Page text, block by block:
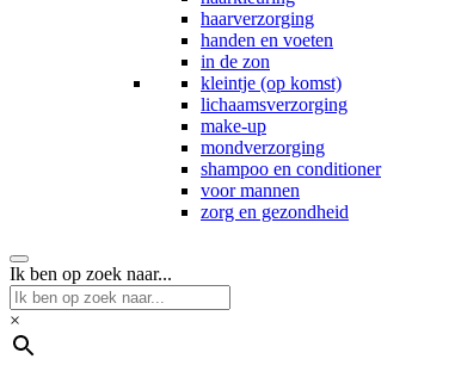
haarverzorging
handen en voeten
in de zon
kleintje (op komst)
lichaamsverzorging
make-up
mondverzorging
shampoo en conditioner
voor mannen
zorg en gezondheid
Ik ben op zoek naar...
×